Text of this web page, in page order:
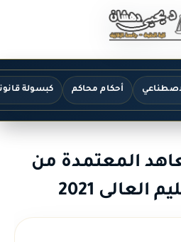
أحكام محاكم كبسولة
المعتمدة من
العالى 2021